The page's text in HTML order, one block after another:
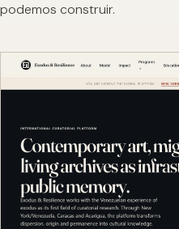
podemos construir.